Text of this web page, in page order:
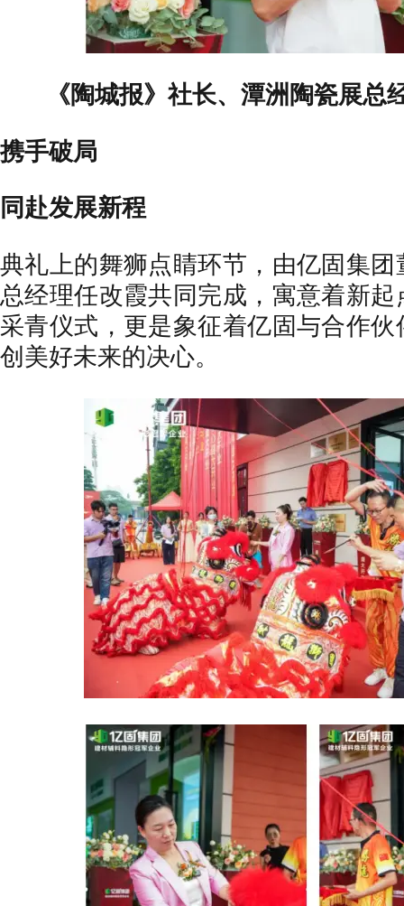
《陶城报》社长、潭洲陶瓷展总
携手破局
同赴发展新程
典礼上的舞狮点睛环节，由亿固集
总经理任改霞共同完成，寓意着新
采青仪式，更是象征着亿固与合作
创美好未来的决心。